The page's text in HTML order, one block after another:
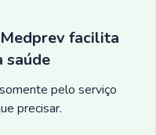
facilita
saúde
pelo serviço
precisar.